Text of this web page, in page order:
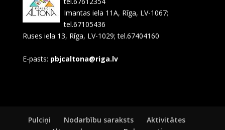
Imantas iela 11A, Rīga, LV-1067;
tel.67105436
Ruses iela 13, Rīga, LV-1029; tel.67404160
E-pasts: pbjcaltona@riga.lv
Pulciņi Nodarbību saraksts
Aktivitātes